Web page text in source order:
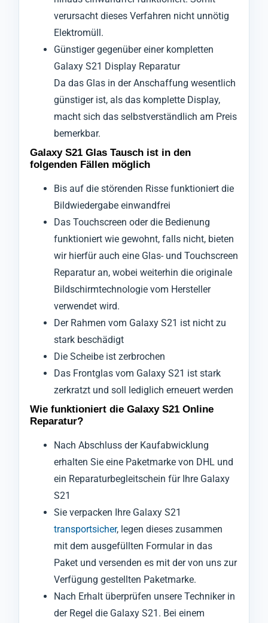
verursacht dieses Verfahren nicht unnötig
Elektromüll.
Günstiger gegenüber einer kompletten
Galaxy S21 Display Reparatur
Da das Glas in der Anschaffung wesentlich
günstiger ist, als das komplette Display,
macht sich das selbstverständlich am Preis
bemerkbar.
Galaxy S21 Glas Tausch ist in den
folgenden Fällen möglich
Bis auf die störenden Risse funktioniert die
Bildwiedergabe einwandfrei
Das Touchscreen oder die Bedienung
funktioniert wie gewohnt, falls nicht, bieten
wir hierfür auch eine Glas- und Touchscreen
Reparatur an, wobei weiterhin die originale
Bildschirmtechnologie vom Hersteller
verwendet wird.
Der Rahmen vom Galaxy S21 ist nicht zu
stark beschädigt
Die Scheibe ist zerbrochen
Das Frontglas vom Galaxy S21 ist stark
zerkratzt und soll lediglich erneuert werden
Wie funktioniert die Galaxy S21 Online
Reparatur?
Nach Abschluss der Kaufabwicklung
erhalten Sie eine Paketmarke von DHL und
ein Reparaturbegleitschein für Ihre Galaxy
S21
Sie verpacken Ihre Galaxy S21
transportsicher, legen dieses zusammen
mit dem ausgefüllten Formular in das
Paket und versenden es mit der von uns zur
Verfügung gestellten Paketmarke.
Nach Erhalt überprüfen unsere Techniker in
der Regel die Galaxy S21. Bei einem